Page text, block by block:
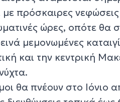
πρόσκαιρες
ώρες, οπότε θα
μεμονωμένες
και την κεντρική
θα πνέουν στο Ιόνιο